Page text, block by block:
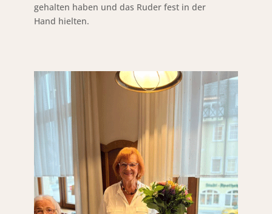
gehalten haben und das Ruder fest in der
Hand hielten.